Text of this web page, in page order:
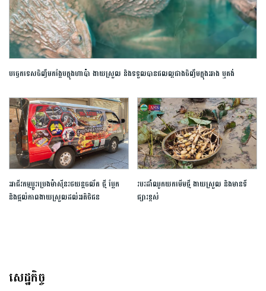
បច្ចេកទេសចិញ្ចឹមកង្កែបក្នុងហាប៉ា ងាយស្រួល និងទទួលបានផលល្អជាងចិញ្ចឹមក្នុងអាង ឬតង់
អាជីវកម្មប្ដូរប្រេងម៉ាស៊ីនរថយន្តចល័ត ថ្មី ប្លែក
និងផ្តល់ភាពងាយស្រួលដល់អតិថិជន
របរដាំឈូកយកមើមថ្មី ងាយស្រួល និងមានទី
ផ្សារខ្ពស់
សេដ្ឋកិច្ច